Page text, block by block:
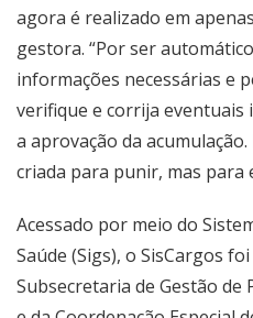
agora é realizado em
gestora. “Por ser
informações necessárias e
verifique e corrija
a aprovação da
criada para punir, mas para
Acessado por meio do
Saúde (Sigs), o SisCargos
Subsecretaria de Gestão de